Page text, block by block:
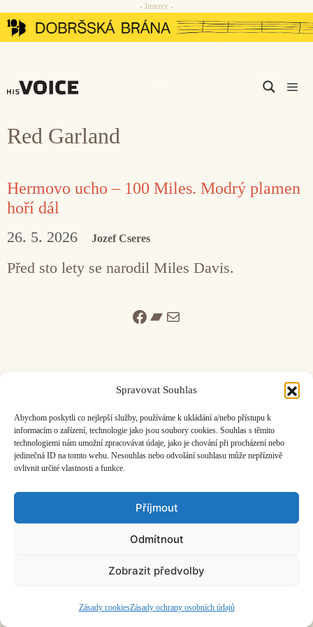
Spravovat Souhlas
Abychom poskytli co nejlepší služby, používáme k ukládání a/nebo přístupu k
informacím o zařízení, technologie jako jsou soubory cookies. Souhlas s těmito
technologiemi nám umožní zpracovávat údaje, jako je chování při procházení nebo
jedinečná ID na tomto webu. Nesouhlas nebo odvolání souhlasu může nepříznivě
ovlivnit určité vlastnosti a funkce.
Příjmout
Odmítnout
Zobrazit předvolby
Zásady cookiesZásady ochrany osobních údajů
Přeskočit
na
- Inzerce -
Red Garland
Hermovo ucho – 100 Miles. Modrý plamen
hoří dál
26. 5. 2026 Jozef Cseres
Před sto lety se narodil Miles Davis.
Facebook
Bandcamp
Mail
ČASOPIS O JINÉ HUDBĚ | vydáváHudební informační středisko
založeno 2001 | Kontaktujte nás: info@hisvoice.cz
©2026 HISvoice – design a adminAtelier Dokument